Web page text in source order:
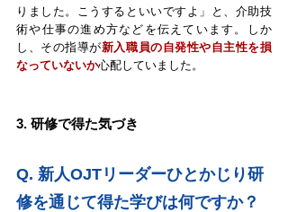
りました。こうするといいですよ」と、介助技
術や仕事の進め方などを伝えています。しか
し、その指導が新入職員の自発性や自主性を損
なっていないか心配していました。
3. 研修で得た気づき
Q. 新人OJTリーダーひとかじり研
修を通じて得た学びは何ですか？